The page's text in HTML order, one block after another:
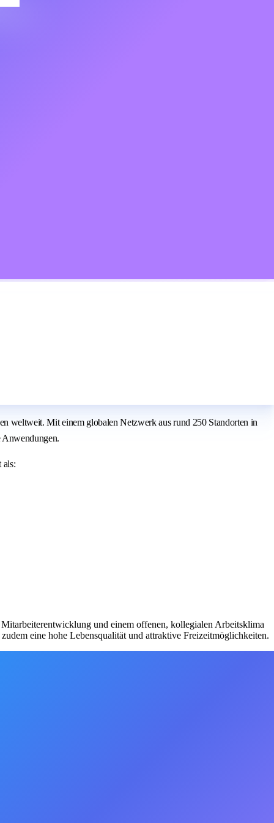
weltweit. Mit einem globalen Netzwerk aus rund 250 Standorten in
Anwendungen.
als:
und einem offenen, kollegialen Arbeitsklima
eine hohe Lebensqualität und attraktive Freizeitmöglichkeiten.